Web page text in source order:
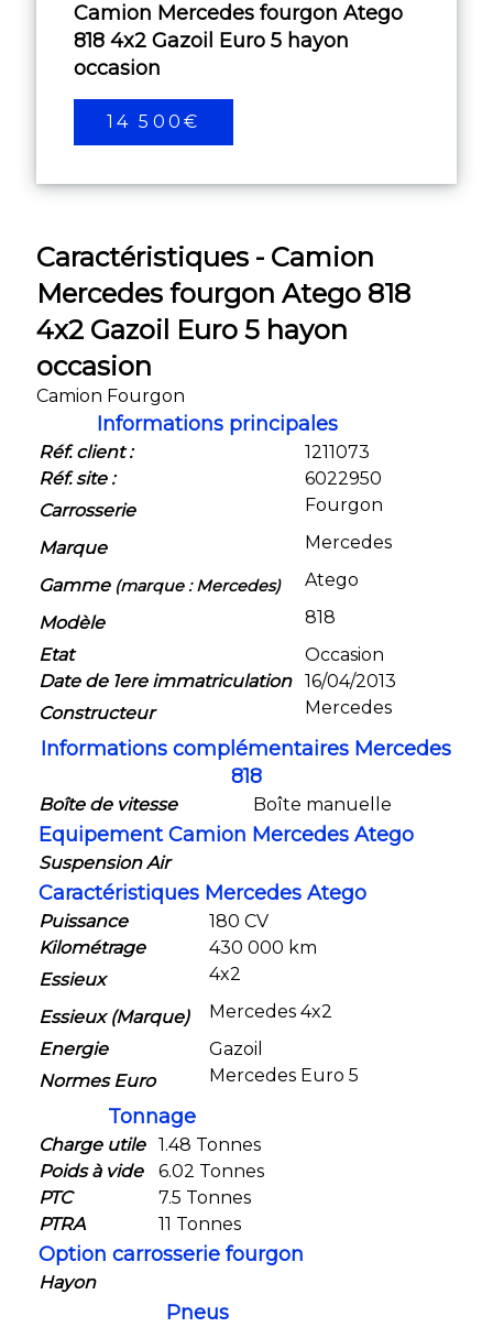
Camion Mercedes fourgon Atego
818 4x2 Gazoil Euro 5 hayon
occasion
14 500€
Caractéristiques - Camion
Mercedes fourgon Atego 818
4x2 Gazoil Euro 5 hayon
occasion
Camion Fourgon
Informations principales
Réf. client :
1211073
Réf. site :
6022950
Carrosserie
Fourgon
Marque Mercedes
Gamme (marque : Mercedes) Atego
Modèle
818
Etat
Occasion
Date de 1ere immatriculation
16/04/2013
Constructeur
Mercedes
Informations complémentaires Mercedes
818
Boîte de vitesse Boîte manuelle
Equipement Camion Mercedes Atego
Suspension Air
Caractéristiques Mercedes Atego
Puissance
180 CV
Kilométrage
430 000 km
Essieux
4x2
Essieux (Marque)
Mercedes 4x2
Energie
Gazoil
Normes Euro
Mercedes Euro 5
Tonnage
Charge utile
1.48 Tonnes
Poids à vide
6.02 Tonnes
PTC
7.5 Tonnes
PTRA
11 Tonnes
Option carrosserie fourgon
Hayon
Pneus